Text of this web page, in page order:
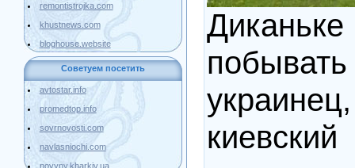
remontistrojka.com
khustnews.com
bloghouse.website
Советуем посетить
avtostar.info
promedtop.info
sovrnovosti.com
navlasniochi.com
novyny.kharkiv.ua
киевский